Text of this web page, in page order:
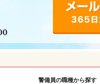
警備員の職種から探す